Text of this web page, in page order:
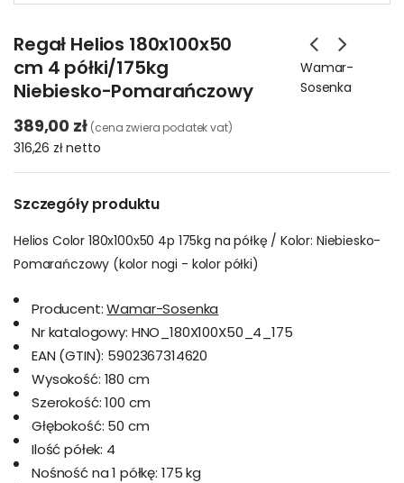
Regał Helios 180x100x50
cm 4 półki/175kg
Niebiesko-Pomarańczowy
Wamar-
Sosenka
389,00 zł (cena zwiera podatek vat)
316,26 złnetto
Szczegóły produktu
Helios Color 180x100x50 4p 175kg na półkę / Kolor: Niebiesko-
Pomarańczowy (kolor nogi - kolor półki)
Producent: Wamar-Sosenka
Nr katalogowy: HNO_180X100X50_4_175
EAN (GTIN): 5902367314620
Wysokość: 180 cm
Szerokość: 100 cm
Głębokość: 50 cm
Ilość półek: 4
Nośność na 1 półkę: 175 kg